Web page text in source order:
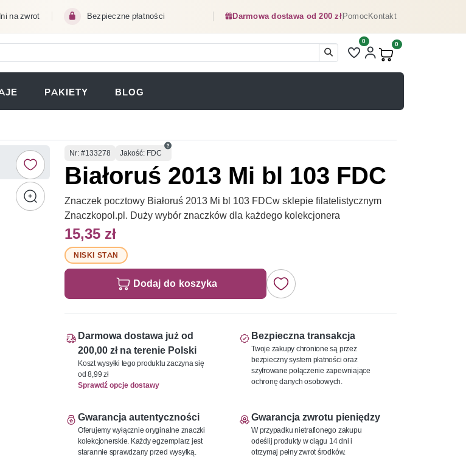
na zwrot Bezpieczne płatności Darmowa dostawa od 200 złPomocKontakt
Liczba pozycji na liście
0
Produkty w koszyku:
0
KARCIE)PAKIETY BLOG
Numer
Nr: #133278 Jakość: FDC
Białoruś 2013 Mi bl 103 FDC
Znaczek pocztowy Białoruś 2013 Mi bl 103 FDCw sklepie filatelistycznym
Znaczkopol.pl. Duży wybór znaczków dla każdego kolekcjonera
15,35 zł
NISKI STAN
Dodaj do koszyka
Darmowa dostawa już od
200,00 zł na terenie Polski
Koszt wysyłki tego produktu zaczyna się
od 8,99 zł
Sprawdź opcje dostawy
Bezpieczna transakcja
Twoje zakupy chronione są przez
bezpieczny system płatności oraz
szyfrowane połączenie zapewniające
ochronę danych osobowych.
Gwarancja autentyczności
Oferujemy wyłącznie oryginalne znaczki
kolekcjonerskie. Każdy egzemplarz jest
starannie sprawdzany przed wysyłką.
Gwarancja zwrotu pieniędzy
W przypadku nietrafionego zakupu
odeślij produkty w ciągu 14 dni i
otrzymaj pełny zwrot środków.